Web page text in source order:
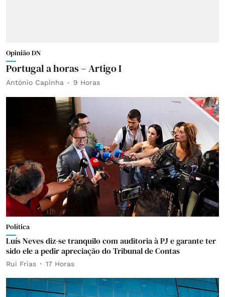
Opinião DN
Portugal a horas – Artigo I
António Capinha 9 Horas
Política
Luís Neves diz-se tranquilo com auditoria à PJ e garante ter
sido ele a pedir apreciação do Tribunal de Contas
Rui Frias 17 Horas